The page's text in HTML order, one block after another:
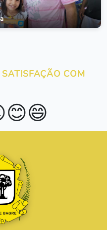
COM
😊😄